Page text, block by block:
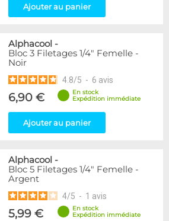
52
55
10
142
9
9
31
216
2
1
Ajouter au panier
Alphacool -
Bloc 3 Filetages 1/4" Femelle -
Noir
4.8/5 - 6 avis
6,90 €
En stock
Expédition immédiate
Ajouter au panier
Alphacool -
Bloc 5 Filetages 1/4" Femelle -
Argent
4/5 - 1 avis
5,99 €
En stock
Expédition immédiate